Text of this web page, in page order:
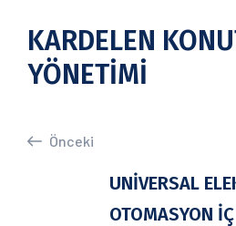
KARDELEN
YÖNETİMİ
Önceki
UNİVERSAL
OTOMASYON